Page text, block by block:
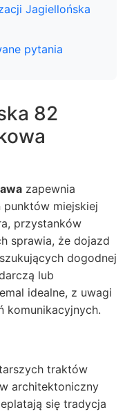
Jagiellońska
pytania
82
zapewnia
miejskiej
przystanków
sprawia, że dojazd
dogodnej
lub
idealne, z uwagi
komunikacyjnych.
traktów
architektoniczny
się tradycja